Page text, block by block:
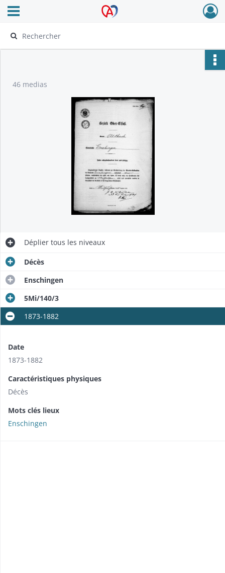
Archives Alsace - Colmar
Ouvrir le menu déroulant
46 medias
Déplier tous les niveaux
Décès
Enschingen
5Mi/140/3
1873-1882
Date
1873-1882
Caractéristiques physiques
Décès
Mots clés lieux
Enschingen